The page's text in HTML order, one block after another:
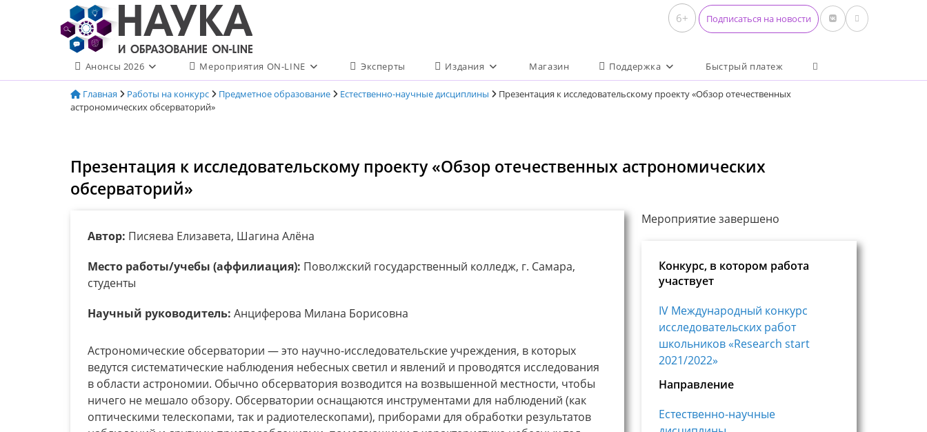
содержимому
6+ Подписаться на новости
Анонсы 2026 Мероприятия ON-LINE Эксперты Издания Магазин Поддержка Быстрый платеж Переключить поиск по
Главная Работы на конкурс Предметное образование Естественно-научные дисциплины
Презентация к исследовательскому проекту «Обзор отечественных
астрономических обсерваторий»
Презентация к исследовательскому проекту «Обзор отечественных астрономических
обсерваторий»
Автор: Писяева Елизавета, Шагина Алёна
Место работы/учебы (аффилиация): Поволжский государственный колледж, г. Самара,
студенты
Научный руководитель: Анциферова Милана Борисовна
Астрономические обсерватории — это научно-исследовательские учреждения, в которых
ведутся систематические наблюдения небесных светил и явлений и проводятся исследования
в области астрономии. Обычно обсерватория возводится на возвышенной местности, чтобы
ничего не мешало обзору. Обсерватории оснащаются инструментами для наблюдений (как
оптическими телескопами, так и радиотелескопами), приборами для обработки результатов
Мероприятие завершено
Конкурс, в котором работа
участвует
IV Международный конкурс
исследовательских работ
школьников «Research start
2021/2022»
Направление
Естественно-научные